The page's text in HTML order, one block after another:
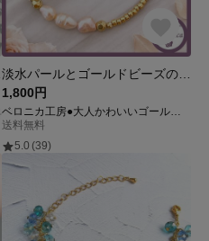
1,800円
送料無料
5.0 (39)